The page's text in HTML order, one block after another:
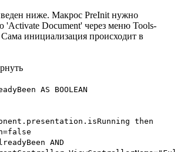
ниже. Макрос PreInit нужно
'Activate Document' через меню Tools-
инициализация происходит в
AS BOOLEAN
then
AND